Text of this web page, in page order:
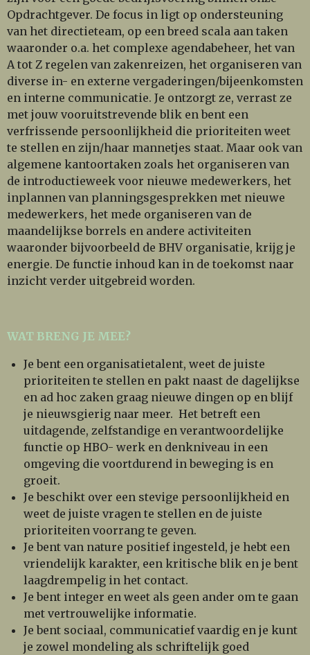
Opdrachtgever. De focus in ligt op ondersteuning
van het directieteam, op een breed scala aan taken
waaronder o.a. het complexe agendabeheer, het van
A tot Z regelen van zakenreizen, het organiseren van
diverse in- en externe vergaderingen/bijeenkomsten
en interne communicatie. Je ontzorgt ze, verrast ze
met jouw vooruitstrevende blik en bent een
verfrissende persoonlijkheid die prioriteiten weet
te stellen en zijn/haar mannetjes staat. Maar ook van
algemene kantoortaken zoals het organiseren van
de introductieweek voor nieuwe medewerkers, het
inplannen van planningsgesprekken met nieuwe
medewerkers, het mede organiseren van de
maandelijkse borrels en andere activiteiten
waaronder bijvoorbeeld de BHV organisatie, krijg je
energie. De functie inhoud kan in de toekomst naar
inzicht verder uitgebreid worden.
WAT BRENG JE MEE?
Je bent een organisatietalent, weet de juiste
prioriteiten te stellen en pakt naast de dagelijkse
en ad hoc zaken graag nieuwe dingen op en blijf
je nieuwsgierig naar meer. Het betreft een
uitdagende, zelfstandige en verantwoordelijke
functie op HBO- werk en denkniveau in een
omgeving die voortdurend in beweging is en
groeit.
Je beschikt over een stevige persoonlijkheid en
weet de juiste vragen te stellen en de juiste
prioriteiten voorrang te geven.
Je bent van nature positief ingesteld, je hebt een
vriendelijk karakter, een kritische blik en je bent
laagdrempelig in het contact.
Je bent integer en weet als geen ander om te gaan
met vertrouwelijke informatie.
Je bent sociaal, communicatief vaardig en je kunt
je zowel mondeling als schriftelijk goed